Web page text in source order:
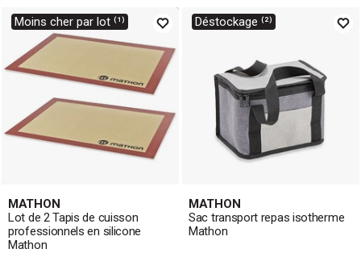
Moins cher par lot ⁽¹⁾
MATHON
Lot de 2 Tapis de cuisson
professionnels en silicone
Mathon
Déstockage ⁽²⁾
MATHON
Sac transport repas isotherme
Mathon